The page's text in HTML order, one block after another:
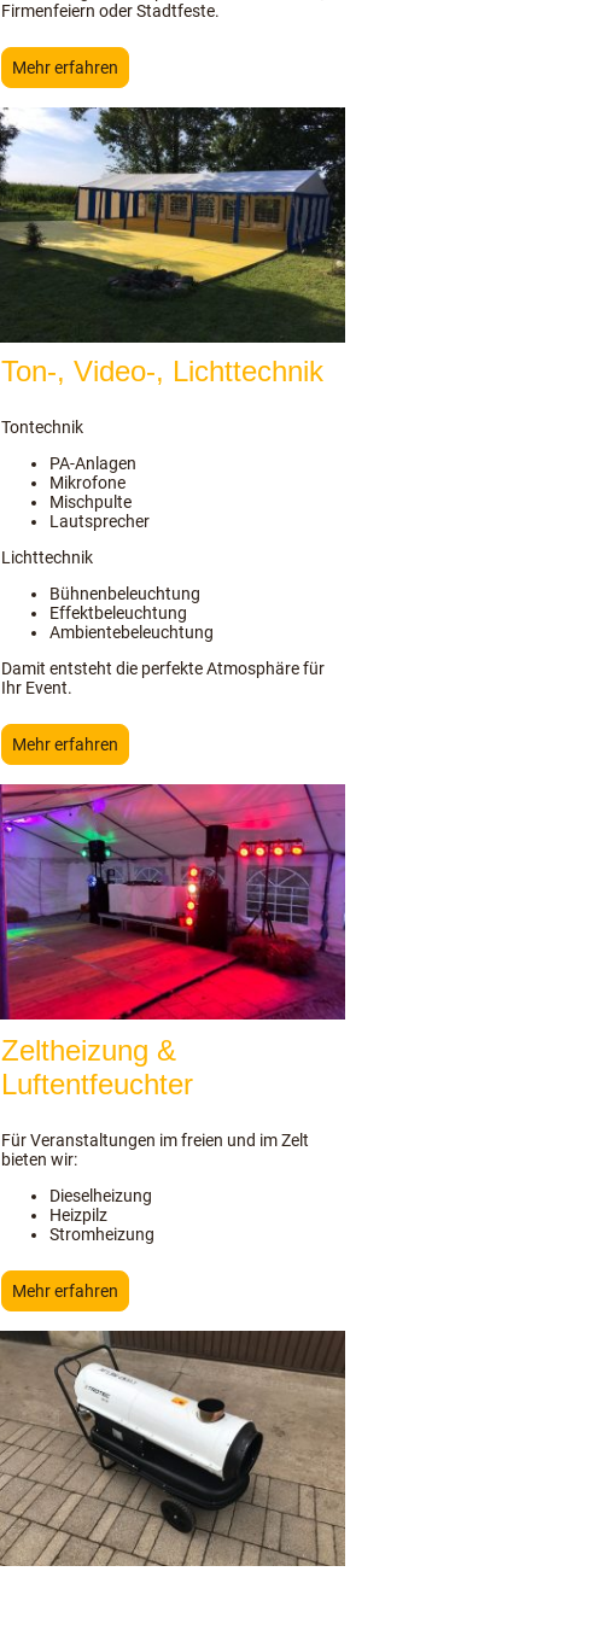
Firmenfeiern oder Stadtfeste.
Mehr erfahren
Ton-, Video-, Lichttechnik
Tontechnik
PA-Anlagen
Mikrofone
Mischpulte
Lautsprecher
Lichttechnik
Bühnenbeleuchtung
Effektbeleuchtung
Ambientebeleuchtung
Damit entsteht die perfekte Atmosphäre für
Ihr Event.
Mehr erfahren
Zeltheizung &
Luftentfeuchter
Für Veranstaltungen im freien und im Zelt
bieten wir:
Dieselheizung
Heizpilz
Stromheizung
Mehr erfahren